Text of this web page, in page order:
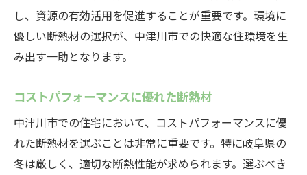
し、資源の有効活用を促進することが重要です。環境に
優しい断熱材の選択が、中津川市での快適な住環境を生
み出す一助となります。
コストパフォーマンスに優れた断熱材
中津川市での住宅において、コストパフォーマンスに優
れた断熱材を選ぶことは非常に重要です。特に岐阜県の
冬は厳しく、適切な断熱性能が求められます。選ぶべき